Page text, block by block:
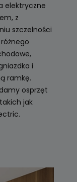
elektryczne
z
szczelności
i
ramkę.
osprzęt
jak